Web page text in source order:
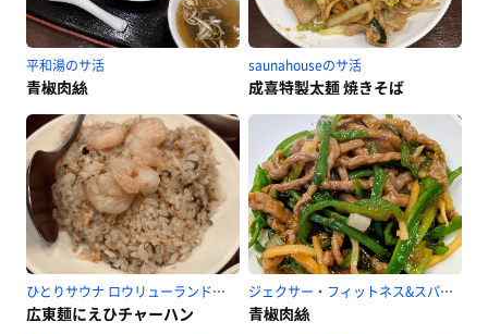
平和湯のサ活
青椒肉絲
saunahouseのサ活
成喜特製太麺 焼きそば
ひとりサウナ ロウリューランド川崎のサ活
広東麺にえひチャーハン
ジェクサー・フィットネス&スパ24川崎のサ活
青椒肉絲